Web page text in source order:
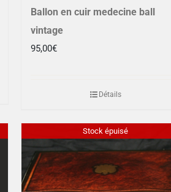
Ballon en cuir medecine ball
vintage
95,00€
Détails
Stock épuisé